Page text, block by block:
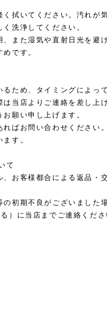
拭いてください。汚れが
洗浄してください。
また湿気や直射日光を避
です。
ため、タイミングによっ
当店よりご連絡を差し上
願い申し上げます。
ればお問い合わせください
す。
て
、お客様都合による返品・
の初期不良がございました
）に当店までご連絡くださ